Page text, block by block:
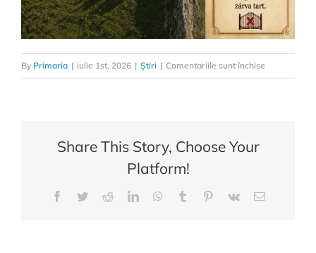
By Primaria | iulie 1st, 2026 | Știri | Comentariile sunt închise
Cetatea
aceasta
Share This Story, Choose Your
Platform!
Facebook
TwitterRedditLinkedInWhatsApp
Tumblr Pinterest
Vk
E-